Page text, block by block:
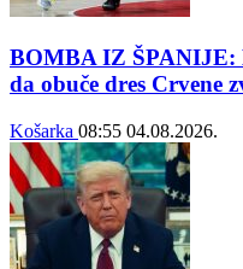
BOMBA IZ ŠPANIJE:
da obuče dres Crvene
Košarka 08:55 04.08.2026.